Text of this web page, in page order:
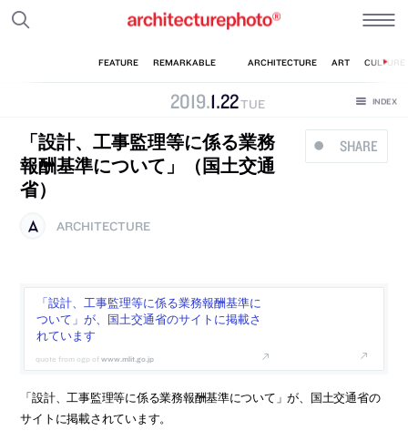
2019.1.22TUE
SHARE
「設計、工事監理等に係る業務
報酬基準について」（国土交通
省）
ARCHITECTURE
「設計、工事監理等に係る業務報酬基準に
ついて」が、国土交通省のサイトに掲載さ
れています
www.mlit.go.jp
「設計、工事監理等に係る業務報酬基準について」が、国土交通省の
サイトに掲載されています。